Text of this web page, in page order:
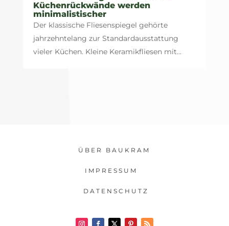
Küchenrückwände werden
minimalistischer
Der klassische Fliesenspiegel gehörte
jahrzehntelang zur Standardausstattung
vieler Küchen. Kleine Keramikfliesen mit...
ÜBER BAUKRAM
IMPRESSUM
DATENSCHUTZ